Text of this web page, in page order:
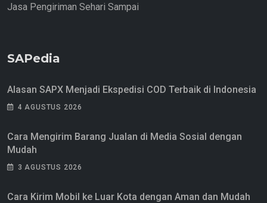
Jasa Pengiriman Sehari Sampai
SAPedia
Alasan SAPX Menjadi Ekspedisi COD Terbaik di Indonesia
4 AGUSTUS 2026
Cara Mengirim Barang Jualan di Media Sosial dengan
Mudah
3 AGUSTUS 2026
Cara Kirim Mobil ke Luar Kota dengan Aman dan Mudah